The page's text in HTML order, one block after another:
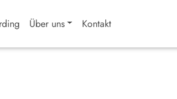
Über uns Kontakt